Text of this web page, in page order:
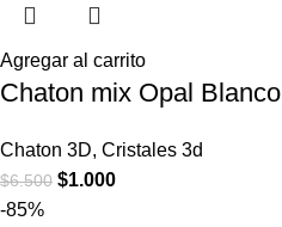
Agregar al carrito
Chaton mix Opal Blanco
Chaton 3D, Cristales 3d
$6.500 $1.000
-85%